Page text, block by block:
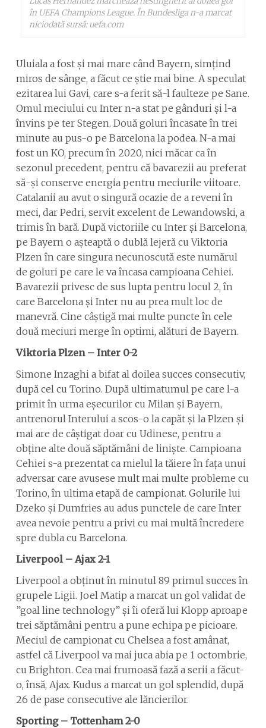
în UEFA Champions League. În Bundesliga n-a marcat
niciodată sursă: uefa.com
Uluiala a fost și mai mare când Bayern, simțind
miros de sânge, a făcut ce știe mai bine. A speculat
ezitarea lui Gavi, care s-a ferit să-l faulteze pe Sane.
Omul meciului cu Inter n-a stat pe gânduri și l-a
învins pe ter Stegen. Două goluri încasate în trei
minute au pus-o pe Barcelona la podea. N-a mai
fost un KO, precum în 2020, nici măcar ca în
sezonul precedent, pentru că bavarezii au preferat
să-și conserve energia pentru meciurile viitoare.
Catalanii au avut o singură ocazie de a reveni în
meci, dar Pedri, servit excelent de Lewandowski, a
trimis în bară. După victoriile cu Inter și Barcelona,
pe Bayern o așteaptă o dublă lejeră cu Viktoria
Plzen în care singura necunoscută este numărul
de goluri pe care le va încasa campioana Cehiei.
Bavarezii privesc de sus lupta pentru locul 2, în
care Barcelona și Inter nu au prea mult loc de
manevră. Cine câștigă mai multe puncte în cele
două meciuri merge în optimi, alături de Bayern.
Viktoria Plzen – Inter 0-2
Simone Inzaghi a bifat al doilea succes consecutiv,
după cel cu Torino. După ultimatumul pe care l-a
primit în urma eșecurilor cu Milan și Bayern,
antrenorul Interului a scos-o la capăt și la Plzen și
mai are de câștigat doar cu Udinese, pentru a
obține alte două săptămâni de liniște. Campioana
Cehiei s-a prezentat ca mielul la tăiere în fața unui
adversar care avusese mult mai multe probleme cu
Torino, în ultima etapă de campionat. Golurile lui
Dzeko și Dumfries au adus punctele de care Inter
avea nevoie pentru a privi cu mai multă încredere
spre dubla cu Barcelona.
Liverpool – Ajax 2-1
Liverpool a obținut în minutul 89 primul succes în
grupele Ligii. Joel Matip a marcat un gol validat de
”goal line technology” și îi oferă lui Klopp aproape
trei săptămâni pentru a pune echipa pe picioare.
Meciul de campionat cu Chelsea a fost amânat,
astfel că Liverpool va mai juca abia pe 1 octombrie,
cu Brighton. Cea mai frumoasă fază a serii a făcut-
o, însă, Ajax. Kudus a marcat un gol splendid, după
26 de pase consecutive ale lăncierilor.
Sporting – Tottenham 2-0